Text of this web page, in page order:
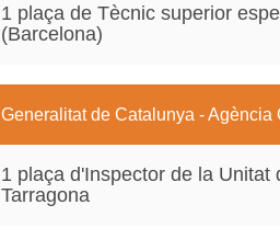
1 plaça de Tècnic superior
(Barcelona)
Generalitat de Catalunya -
1 plaça d'Inspector de la
Tarragona